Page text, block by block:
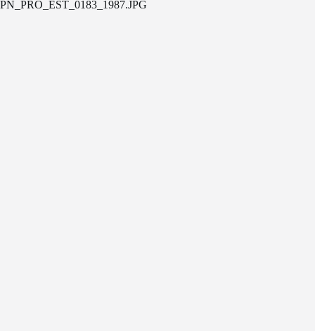
PN_PRO_EST_0183_1987.JPG